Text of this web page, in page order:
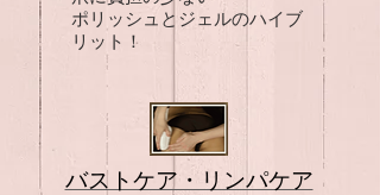
ポリッシュとジェルのハイブ
リット！
バストケア・リンパケア